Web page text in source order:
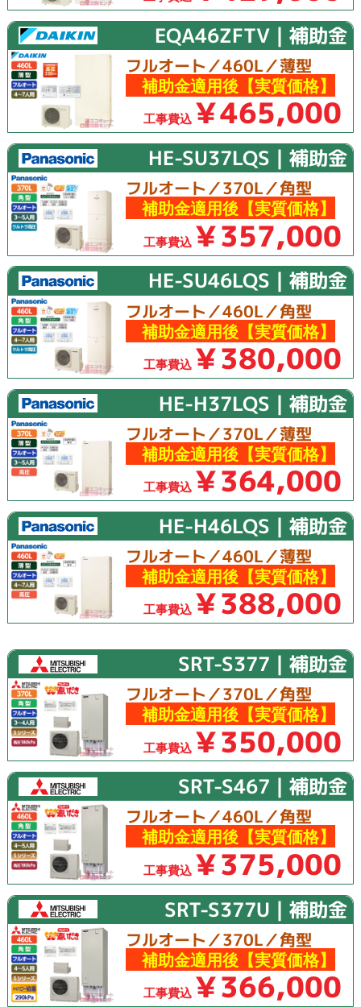
EQA46ZFTV｜補助金
フルオート／460L／薄型
補助金適用後【実質価格】
工事費込 ￥465,000
HE-SU37LQS｜補助金
フルオート／370L／角型
補助金適用後【実質価格】
工事費込 ￥357,000
HE-SU46LQS｜補助金
フルオート／460L／角型
補助金適用後【実質価格】
工事費込 ￥380,000
HE-H37LQS｜補助金
フルオート／370L／薄型
補助金適用後【実質価格】
工事費込 ￥364,000
HE-H46LQS｜補助金
フルオート／460L／薄型
補助金適用後【実質価格】
工事費込 ￥388,000
SRT-S377｜補助金
フルオート／370L／角型
補助金適用後【実質価格】
工事費込 ￥350,000
SRT-S467｜補助金
フルオート／460L／角型
補助金適用後【実質価格】
工事費込 ￥375,000
SRT-S377U｜補助金
フルオート／370L／角型
補助金適用後【実質価格】
工事費込 ￥366,000